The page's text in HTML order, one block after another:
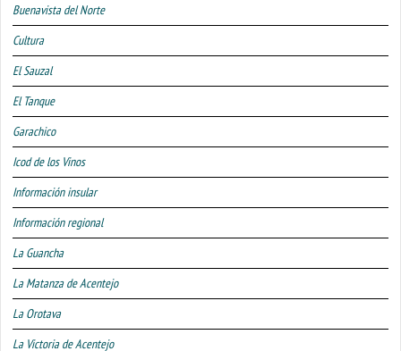
Buenavista del Norte
Cultura
El Sauzal
El Tanque
Garachico
Icod de los Vinos
Información insular
Información regional
La Guancha
La Matanza de Acentejo
La Orotava
La Victoria de Acentejo